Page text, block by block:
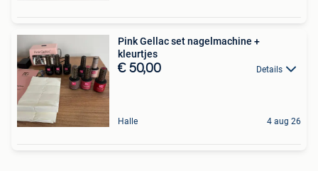
Pink Gellac set nagelmachine +
kleurtjes
€ 50,00 Details
Halle 4 aug 26